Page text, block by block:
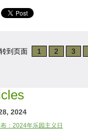
转到页面 1 2 3
2024
：2024年乐园主义日